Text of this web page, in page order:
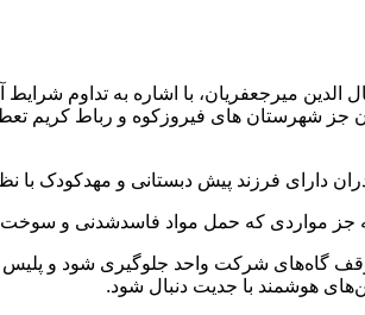
میرجعفریان، با اشاره به تداوم
جز شهرستان های فیروزکوه و رباط کریم
فرزند پیش دبستانی و مهدکودک با
جز مواردی که حمل مواد فاسدشدنی و سوخت
گاه‌های شرکت واحد جلوگیری شود و پلیس
هوشمند با جدیت دنبال شود.